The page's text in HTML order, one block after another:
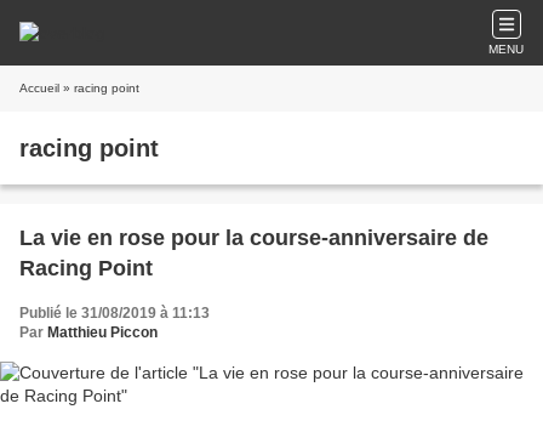
MENU
Accueil » racing point
racing point
La vie en rose pour la course-anniversaire de
Racing Point
Publié le 31/08/2019 à 11:13
Par Matthieu Piccon